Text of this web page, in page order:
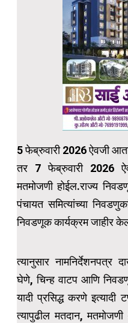
5 फेब्रुवारी 2026 ऐवजी
तर 7 फेब्रुवारी 2026
मतमोजणी होईल.राज्य
पंचायत समित्यांच्या
निवडणूक कार्यक्रम जाहीर
त्यानुसार नामनिर्देशनपत्र
घेणे, चिन्ह वाटप आणि
यादी प्रसिद्ध करणे इत्यादी
त्यापुढील मतदान,